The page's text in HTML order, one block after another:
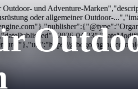
und Adventure-
oder allgemeiner Outdoor-
04-
"},"url":"https://gtbogoengine.com/